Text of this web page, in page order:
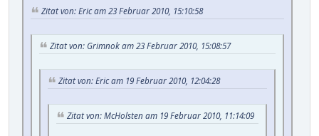
Zitat von: Eric am 23 Februar 2010, 15:10:58
Zitat von: Grimnok am 23 Februar 2010, 15:08:57
Zitat von: Eric am 19 Februar 2010, 12:04:28
Zitat von: McHolsten am 19 Februar 2010, 11:14:09